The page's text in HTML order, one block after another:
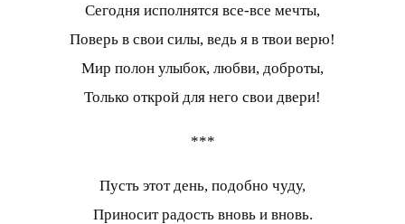
Сегодня исполнятся все-все мечты,
Поверь в свои силы, ведь я в твои верю!
Мир полон улыбок, любви, доброты,
Только открой для него свои двери!
***
Пусть этот день, подобно чуду,
Приносит радость вновь и вновь.